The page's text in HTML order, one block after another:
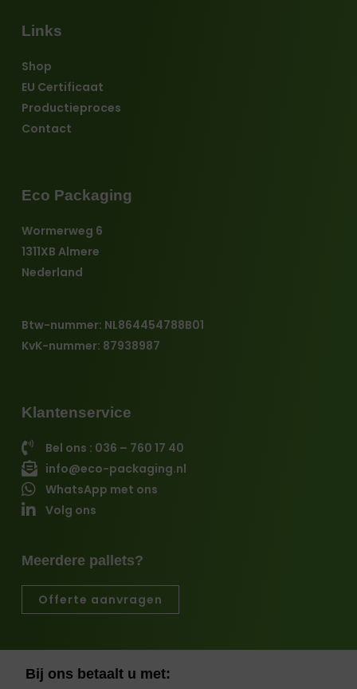
Klantenservice
Bel ons : 036 – 760 17 40
info@eco-packaging.nl
WhatsApp met ons
Volg ons
Meerdere pallets?
Offerte aanvragen
Eco Packaging
Wormerweg 6
1311XB Almere
Nederland
Btw-nummer: NL864454788B01
KvK-nummer: 87938987
Links
Shop
EU Certificaat
Productieproces
Contact
Bij ons betaalt u met: